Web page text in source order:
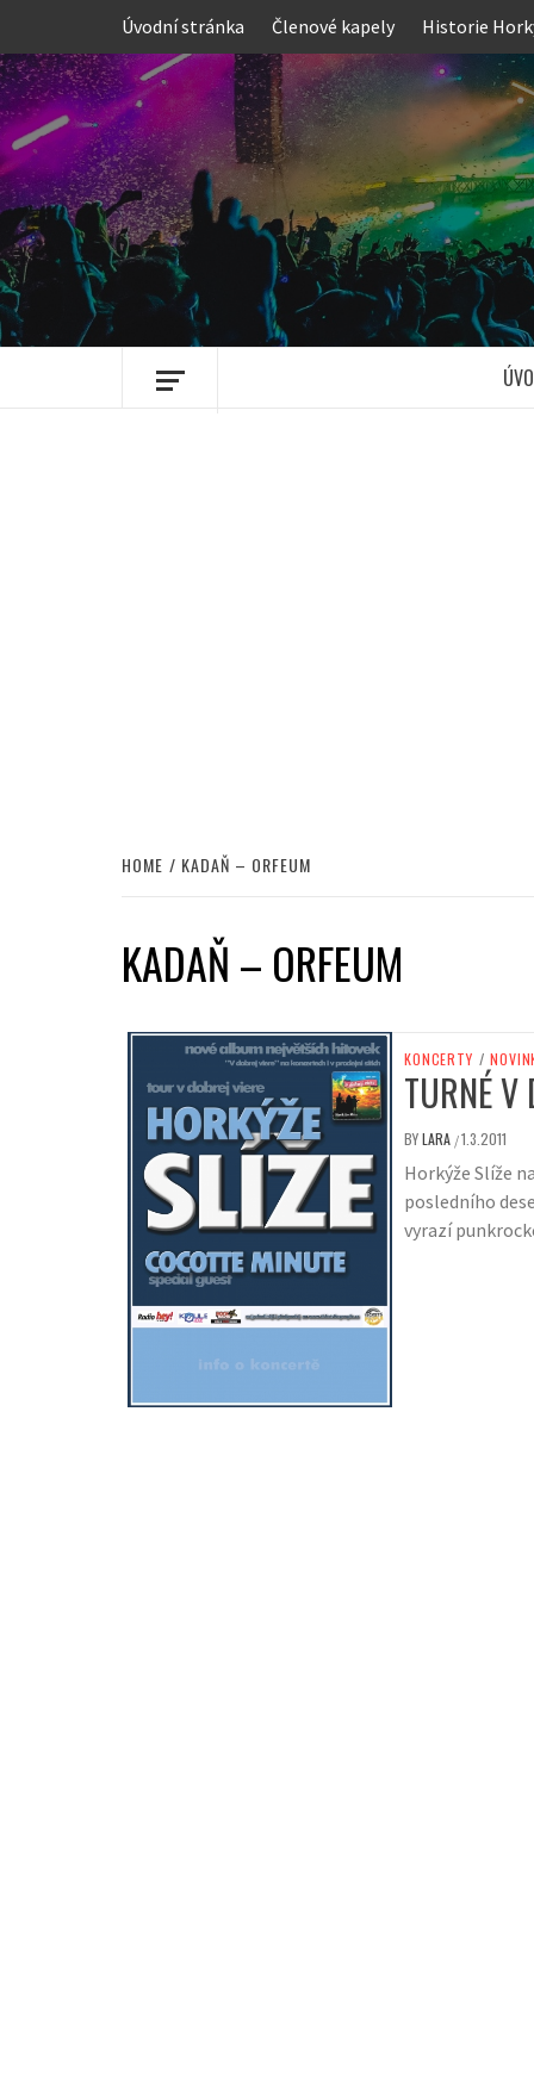
content
Úvodní stránka Členové kapely Historie
HOME KADAŇ – ORFEUM
KADAŇ – ORFEUM
KONCERTY /
TURNÉ V
BYLARA /1.3.2011
Horkýže Slíže
posledního
vyrazí